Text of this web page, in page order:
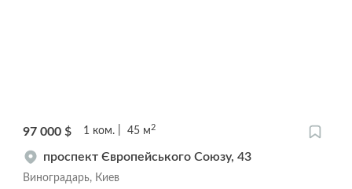
97 000 $ 1 ком. 45 м 2
проспект Європейського Союзу, 43
Виноградарь, Киев